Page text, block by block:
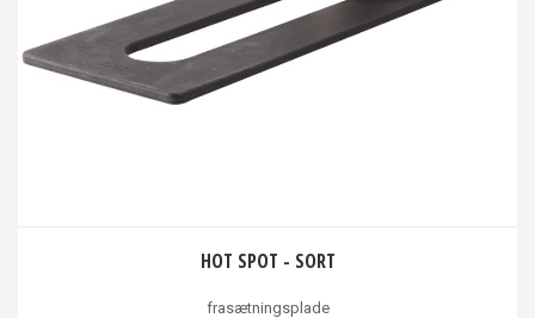
HOT SPOT - SORT
frasætningsplade